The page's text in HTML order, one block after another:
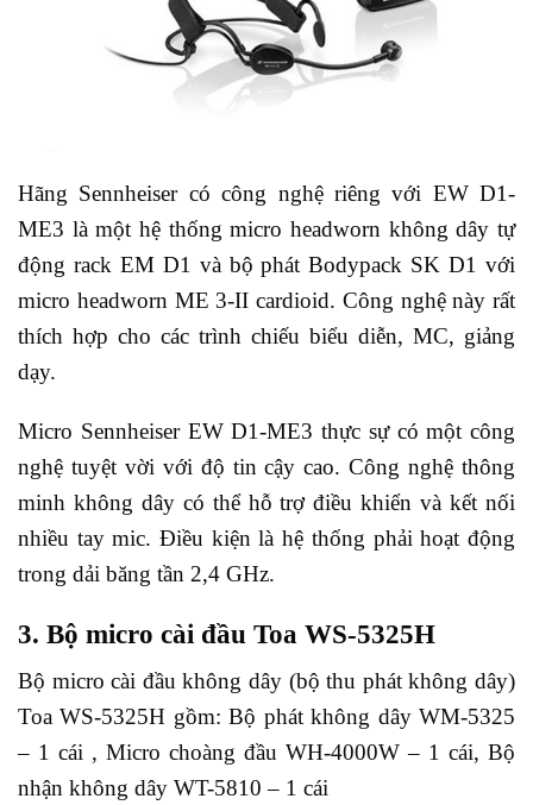
Hãng Sennheiser có công nghệ riêng với EW D1-
ME3 là một hệ thống micro headworn không dây tự
động rack EM D1 và bộ phát Bodypack SK D1 với
micro headworn ME 3-II cardioid. Công nghệ này rất
thích hợp cho các trình chiếu biểu diễn, MC, giảng
dạy.
Micro Sennheiser EW D1-ME3 thực sự có một công
nghệ tuyệt vời với độ tin cậy cao. Công nghệ thông
minh không dây có thể hỗ trợ điều khiển và kết nối
nhiều tay mic. Điều kiện là hệ thống phải hoạt động
trong dải băng tần 2,4 GHz.
3. Bộ micro cài đầu Toa WS-5325H
Bộ micro cài đầu không dây (bộ thu phát không dây)
Toa WS-5325H gồm: Bộ phát không dây WM-5325
– 1 cái , Micro choàng đầu WH-4000W – 1 cái, Bộ
nhận không dây WT-5810 – 1 cái